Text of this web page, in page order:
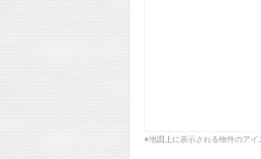
※地図上に表示される物件のアイ